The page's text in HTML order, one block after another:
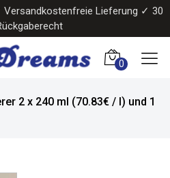
Lieferung ✓ 30
0
2 x 240 ml (70.83€ / l) und 1